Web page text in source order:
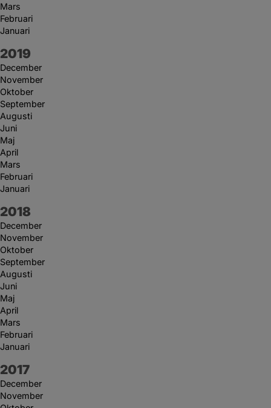
Mars
Februari
Januari
År:
2019
December
November
Oktober
September
Augusti
Juni
Maj
April
Mars
Februari
Januari
År:
2018
December
November
Oktober
September
Augusti
Juni
Maj
April
Mars
Februari
Januari
År:
2017
December
November